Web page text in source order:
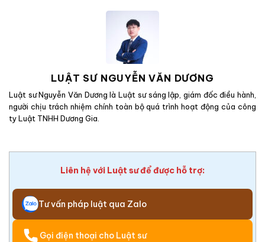
LUẬT SƯ NGUYỄN VĂN DƯƠNG
Luật sư Nguyễn Văn Dương là Luật sư sáng lập, giám đốc điều hành,
người chịu trách nhiệm chính toàn bộ quá trình hoạt động của công
ty Luật TNHH Dương Gia.
Liên hệ với Luật sư để được hỗ trợ:
Tư vấn pháp luật qua Zalo
Gọi điện thoại cho Luật sư